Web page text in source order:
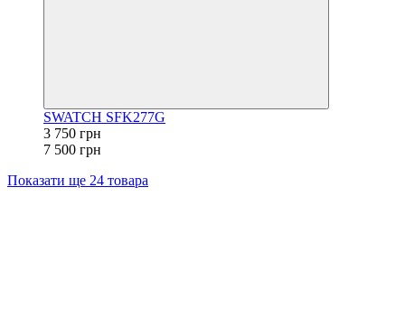
SWATCH SFK277G
3 750 грн
7 500 грн
Показати ще 24 товара